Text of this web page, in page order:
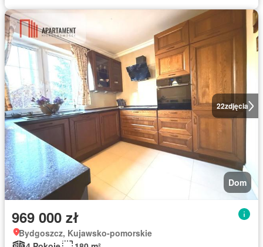
22zdjęcia
Dom
969 000 zł
Bydgoszcz, Kujawsko-pomorskie